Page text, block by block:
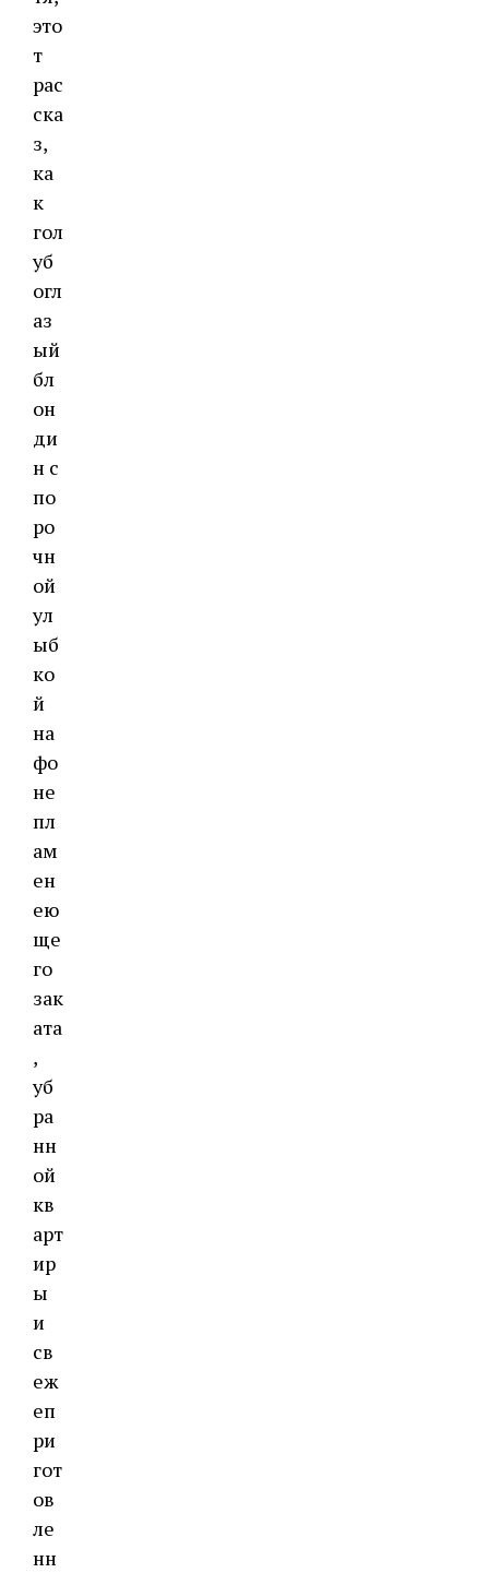
это
т
рас
ска
з,
ка
к
гол
уб
огл
аз
ый
бл
он
ди
н с
по
ро
чн
ой
ул
ыб
ко
й
на
фо
не
пл
ам
ен
ею
ще
го
зак
ата
,
уб
ра
нн
ой
кв
арт
ир
ы
и
св
еж
еп
ри
гот
ов
ле
нн